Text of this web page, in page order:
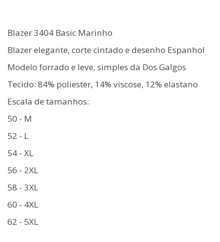
Blazer 3404 Basic Marinho
Blazer elegante, corte cintado e desenho Espanhol
Modelo forrado e leve, simples da Dos Galgos
Tecido: 84% poliester, 14% viscose, 12% elastano
Escala de tamanhos:
50 - M
52 - L
54 - XL
56 - 2XL
58 - 3XL
60 - 4XL
62 - 5XL